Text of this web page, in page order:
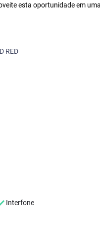
esta oportunidade em
RED
Interfone